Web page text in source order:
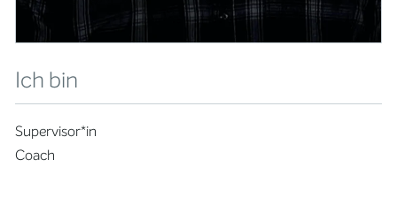
Ich bin
Supervisor*in
Coach